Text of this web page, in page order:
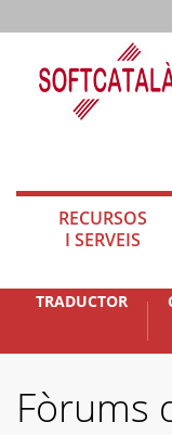
RECURSOS
I SERVEIS
TRADUCTOR
Fòrums